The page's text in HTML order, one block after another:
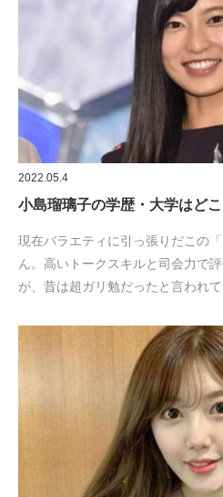
2022.05.4
小島瑠璃子の学歴・大学はど
現在バラエティに引っ張りだこの
ん。高いトークスキルと司会力で
が、昔は超ガリ勉だったと言われ